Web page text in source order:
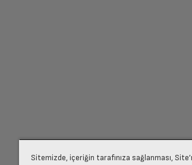
Sitemizde, içeriğin tarafınıza sağlanması,